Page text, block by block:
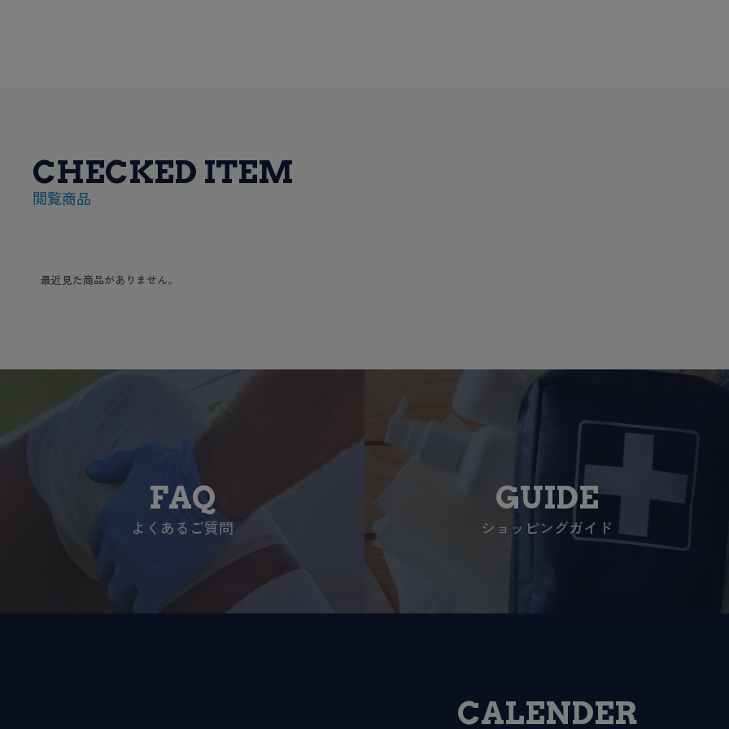
CHECKED ITEM
閲覧商品
最近見た商品がありません。
FAQ
よくあるご質問
GUIDE
ショッピングガイド
CALENDER